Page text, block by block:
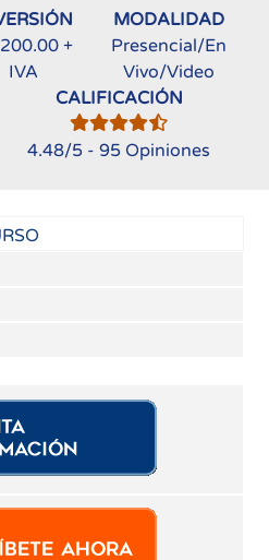
+
IVA
MODALIDAD
Presencial/En
Vivo/Video
CALIFICACIÓN
4.48/5 - 95 Opiniones